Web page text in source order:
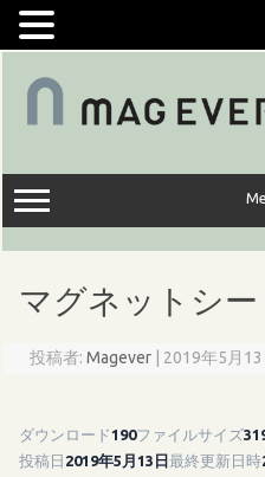
コ
キ
ッ
プ
マグネットシー
投稿者:Magever | 2019年5月13
ダウンロード190ファイルサイズ
投稿日 2019年5月13日最終更新日時